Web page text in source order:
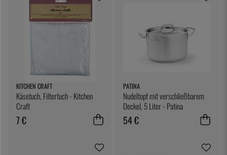
KITCHEN CRAFT
Käsetuch, Filtertuch - Kitchen
Craft
7 €
PATINA
Nudeltopf mit verschließbarem
Deckel, 5 Liter - Patina
54 €